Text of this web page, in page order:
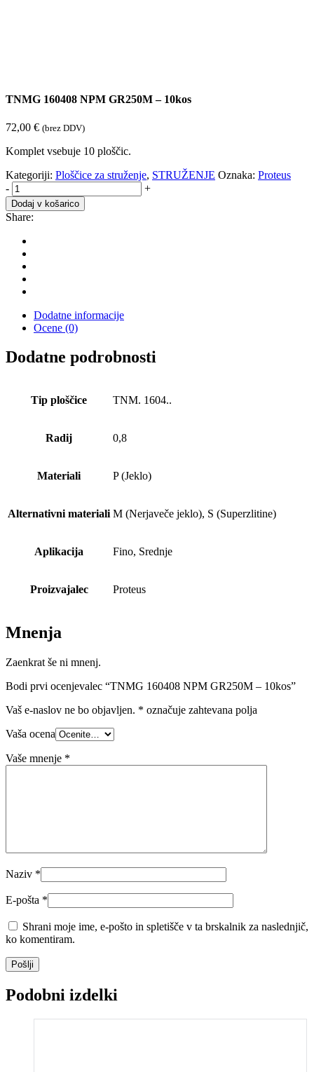
TNMG 160408 NPM GR250M – 10kos
72,00 € (brez DDV)
Komplet vsebuje 10 ploščic.
Kategoriji: Ploščice za struženje, STRUŽENJE Oznaka: Proteus
TNMG
160408
NPM
GR250M
10kos
količina
- +
Dodaj v košarico
Share:
Dodatne informacije
Ocene (0)
Dodatne podrobnosti
Tip ploščice TNM. 1604..
Radij 0,8
Materiali P (Jeklo)
Alternativni materiali M (Nerjaveče jeklo), S (Superzlitine)
Aplikacija Fino, Srednje
Proizvajalec Proteus
Mnenja
Zaenkrat še ni mnenj.
Bodi prvi ocenjevalec “TNMG 160408 NPM GR250M – 10kos”
Vaš e-naslov ne bo objavljen. * označuje zahtevana polja
Vaša ocena
Vaše mnenje *
Naziv *
E-pošta *
Shrani moje ime, e-pošto in spletišče v ta brskalnik za naslednjič,
ko komentiram.
Pošlji
Podobni izdelki